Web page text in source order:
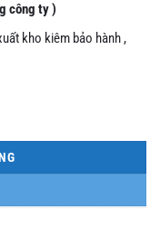
công ty )
kho kiêm bảo hành ,